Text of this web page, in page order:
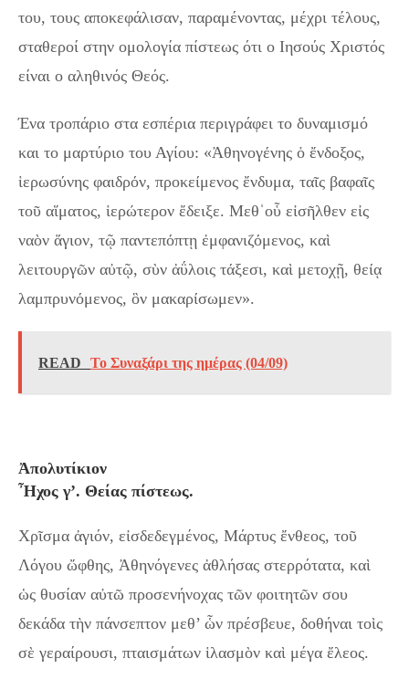
του, τους αποκεφάλισαν, παραμένοντας, μέχρι τέλους,
σταθεροί στην ομολογία πίστεως ότι ο Ιησούς Χριστός
είναι ο αληθινός Θεός.
Ένα τροπάριο στα εσπέρια περιγράφει το δυναμισμό
και το μαρτύριο του Αγίου: «Ἀθηνογένης ὁ ἔνδοξος,
ἱερωσύνης φαιδρόν, προκείμενος ἔνδυμα, ταῖς βαφαῖς
τοῦ αἵματος, ἱερώτερον ἔδειξε. Μεθˈοὗ εἰσῆλθεν εἰς
ναὸν ἅγιον, τῷ παντεπόπτῃ ἐμφανιζόμενος, καὶ
λειτουργῶν αὐτῷ, σὺν ἀΰλοις τάξεσι, καὶ μετοχῇ, θείᾳ
λαμπρυνόμενος, ὃν μακαρίσωμεν».
READ Το Συναξάρι της ημέρας (04/09)
Ἀπολυτίκιον
Ἦχος γ’. Θείας πίστεως.
Χρῖσμα ἀγιόν, εἰσδεδεγμένος, Μάρτυς ἔνθεος, τοῦ
Λόγου ὤφθης, Ἀθηνόγενες ἀθλήσας στερρότατα, καὶ
ὡς θυσίαν αὐτῶ προσενήνοχας τῶν φοιτητῶν σου
δεκάδα τὴν πάνσεπτον μεθ’ ὧν πρέσβευε, δοθήναι τοὶς
σὲ γεραίρουσι, πταισμάτων ἱλασμὸν καὶ μέγα ἔλεος.